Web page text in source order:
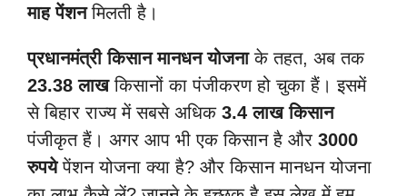
माह पेंशनमिलती है।
प्रधानमंत्री किसान मानधन योजनाके तहत, अब तक
23.38 लाखकिसानों का पंजीकरण हो चुका हैं। इसमें
से बिहार राज्य में सबसे अधिक 3.4 लाख किसान
पंजीकृत हैं। अगर आप भी एक किसान है और 3000
रुपयेपेंशन योजना क्या है? और किसान मानधन योजना